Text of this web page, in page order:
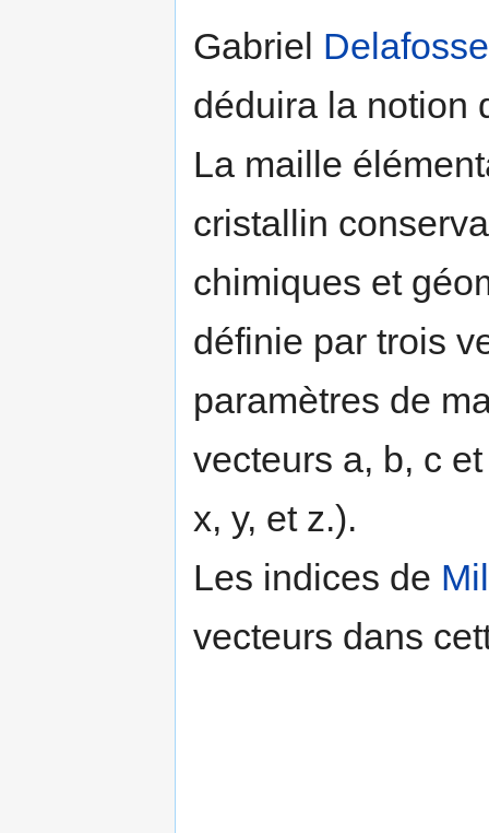
Gabriel Delafosse
déduira la notion
La maille
cristallin
chimiques et
définie par trois
paramètres de
vecteurs a, b, c
x, y, et z.).
Les indices de
vecteurs dans